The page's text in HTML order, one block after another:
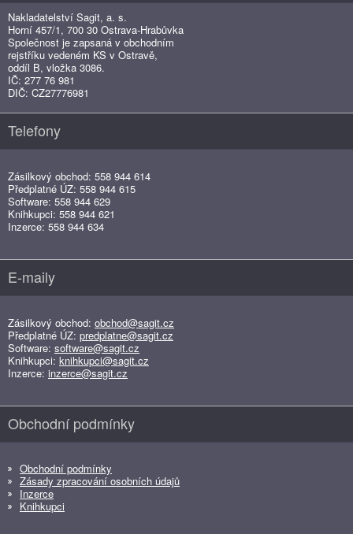
Nakladatelství Sagit, a. s.
Horní 457/1, 700 30 Ostrava-Hrabůvka
Společnost je zapsaná v obchodním
rejstříku vedeném KS v Ostravě,
oddíl B, vložka 3086.
IČ: 277 76 981
DIČ: CZ27776981
Telefony
Zásilkový obchod: 558 944 614
Předplatné ÚZ: 558 944 615
Software: 558 944 629
Knihkupci: 558 944 621
Inzerce: 558 944 634
E-maily
Zásilkový obchod: obchod@sagit.cz
Předplatné ÚZ: predplatne@sagit.cz
Software: software@sagit.cz
Knihkupci: knihkupci@sagit.cz
Inzerce: inzerce@sagit.cz
Obchodní podmínky
Obchodní podmínky
Zásady zpracování osobních údajů
Inzerce
Knihkupci